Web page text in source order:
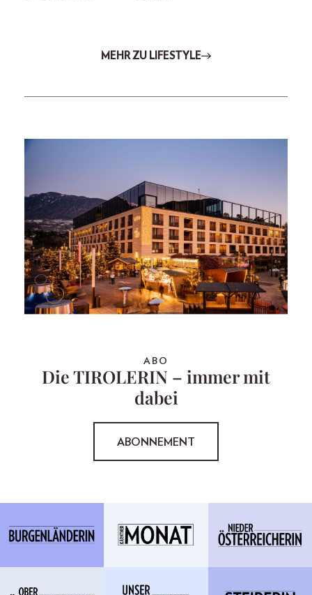
MEHR ZU LIFESTYLE
ABO
Die TIROLERIN – immer mit
dabei
ABONNEMENT